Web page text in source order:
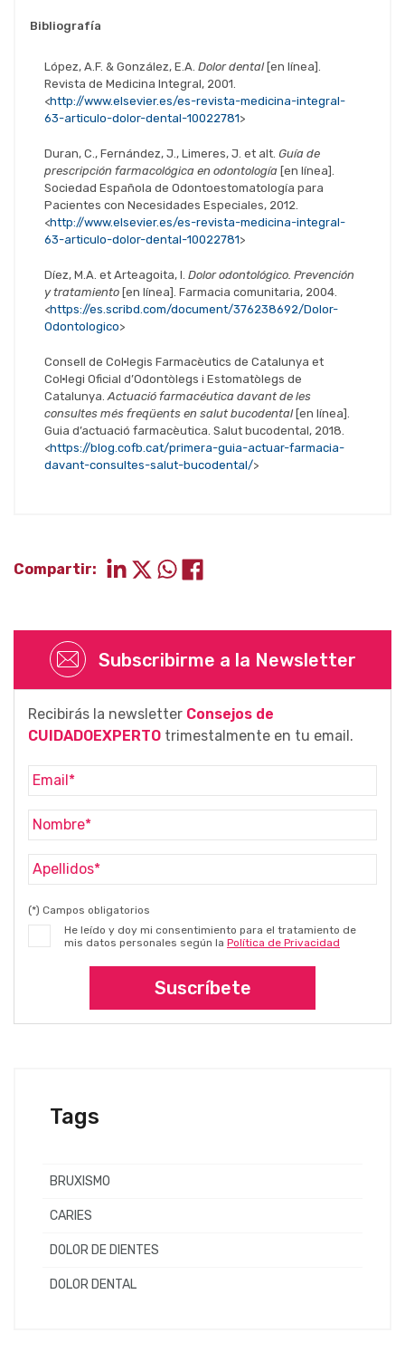
Bibliografía
López, A.F. & González, E.A. Dolor dental[en línea].
Revista de Medicina Integral, 2001.
<http://www.elsevier.es/es-revista-medicina-integral-
63-articulo-dolor-dental-10022781>
Duran, C., Fernández, J., Limeres, J. et alt. Guía de
prescripción farmacológica en odontología [en línea].
Sociedad Española de Odontoestomatología para
Pacientes con Necesidades Especiales, 2012.
<http://www.elsevier.es/es-revista-medicina-integral-
63-articulo-dolor-dental-10022781>
Díez, M.A. et Arteagoita, I. Dolor odontológico. Prevención
y tratamiento [en línea]. Farmacia comunitaria, 2004.
<https://es.scribd.com/document/376238692/Dolor-
Odontologico>
Consell de Col·legis Farmacèutics de Catalunya et
Col·legi Oficial d’Odontòlegs i Estomatòlegs de
Catalunya. Actuació farmacéutica davant de les
consultes més freqüents en salut bucodental[en línea].
Guia d’actuació farmacèutica. Salut bucodental, 2018.
<https://blog.cofb.cat/primera-guia-actuar-farmacia-
davant-consultes-salut-bucodental/>
Compartir:
Subscribirme a la Newsletter
Recibirás la newsletter Consejos de
CUIDADOEXPERTO trimestalmente en tu email.
(*) Campos obligatorios
He leído y doy mi consentimiento para el tratamiento de
mis datos personales según la Política de Privacidad
Suscríbete
Tags
BRUXISMO
CARIES
DOLOR DE DIENTES
DOLOR DENTAL